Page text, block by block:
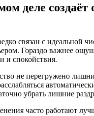
деле
связан с идеальной
Гораздо важнее
и спокойствия.
не перегружено
убрать лишние
часто работают